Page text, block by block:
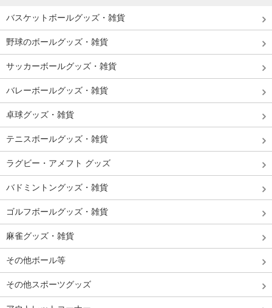
バスケットボールグッズ・雑貨
野球のボールグッズ・雑貨
サッカーボールグッズ・雑貨
バレーボールグッズ・雑貨
卓球グッズ・雑貨
テニスボールグッズ・雑貨
ラグビー・アメフト グッズ
バドミントングッズ・雑貨
ゴルフボールグッズ・雑貨
麻雀グッズ・雑貨
その他ボール等
その他スポーツグッズ